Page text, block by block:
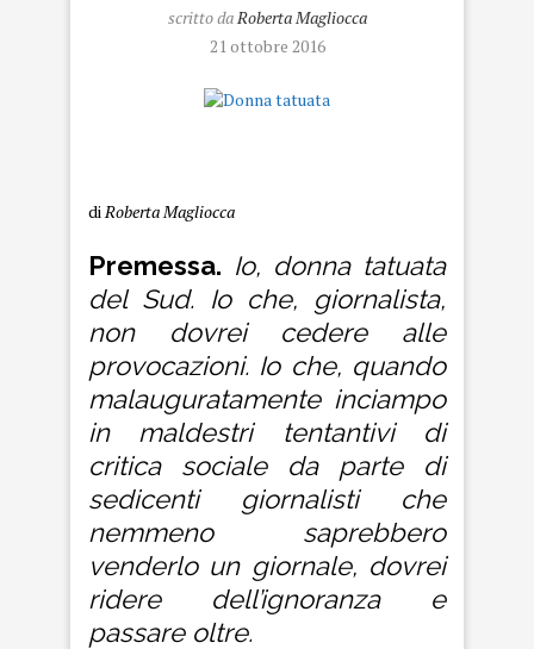
scritto da Roberta Magliocca
21 ottobre 2016
di Roberta Magliocca
Premessa. Io, donna tatuata
del Sud. Io che, giornalista,
non dovrei cedere alle
provocazioni. Io che, quando
malauguratamente inciampo
in maldestri tentantivi di
critica sociale da parte di
sedicenti giornalisti che
nemmeno saprebbero
venderlo un giornale, dovrei
ridere dell’ignoranza e
passare oltre.